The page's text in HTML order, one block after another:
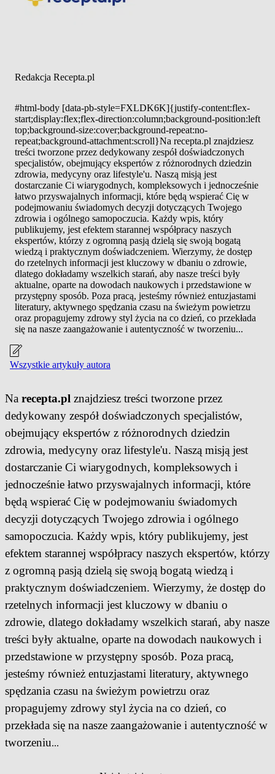
Redakcja Recepta.pl
#html-body [data-pb-style=FXLDK6K]{justify-content:flex-
start;display:flex;flex-direction:column;background-position:left
top;background-size:cover;background-repeat:no-
repeat;background-attachment:scroll}Na recepta.pl znajdziesz
treści tworzone przez dedykowany zespół doświadczonych
specjalistów, obejmujący ekspertów z różnorodnych dziedzin
zdrowia, medycyny oraz lifestyle'u. Naszą misją jest
dostarczanie Ci wiarygodnych, kompleksowych i jednocześnie
łatwo przyswajalnych informacji, które będą wspierać Cię w
podejmowaniu świadomych decyzji dotyczących Twojego
zdrowia i ogólnego samopoczucia. Każdy wpis, który
publikujemy, jest efektem starannej współpracy naszych
ekspertów, którzy z ogromną pasją dzielą się swoją bogatą
wiedzą i praktycznym doświadczeniem. Wierzymy, że dostęp
do rzetelnych informacji jest kluczowy w dbaniu o zdrowie,
dlatego dokładamy wszelkich starań, aby nasze treści były
aktualne, oparte na dowodach naukowych i przedstawione w
przystępny sposób. Poza pracą, jesteśmy również entuzjastami
literatury, aktywnego spędzania czasu na świeżym powietrzu
oraz propagujemy zdrowy styl życia na co dzień, co przekłada
się na nasze zaangażowanie i autentyczność w tworzeniu...
Wszystkie artykuły autora
Na recepta.pl znajdziesz treści tworzone przez
dedykowany zespół doświadczonych specjalistów,
obejmujący ekspertów z różnorodnych dziedzin
zdrowia, medycyny oraz lifestyle'u. Naszą misją jest
dostarczanie Ci wiarygodnych, kompleksowych i
jednocześnie łatwo przyswajalnych informacji, które
będą wspierać Cię w podejmowaniu świadomych
decyzji dotyczących Twojego zdrowia i ogólnego
samopoczucia. Każdy wpis, który publikujemy, jest
efektem starannej współpracy naszych ekspertów, którzy
z ogromną pasją dzielą się swoją bogatą wiedzą i
praktycznym doświadczeniem. Wierzymy, że dostęp do
rzetelnych informacji jest kluczowy w dbaniu o
zdrowie, dlatego dokładamy wszelkich starań, aby nasze
treści były aktualne, oparte na dowodach naukowych i
przedstawione w przystępny sposób. Poza pracą,
jesteśmy również entuzjastami literatury, aktywnego
spędzania czasu na świeżym powietrzu oraz
propagujemy zdrowy styl życia na co dzień, co
przekłada się na nasze zaangażowanie i autentyczność w
tworzeniu...